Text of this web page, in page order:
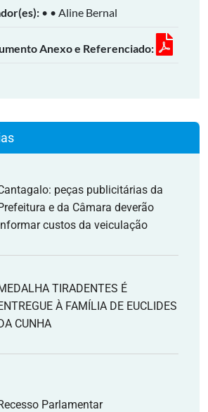
• • Aline Bernal
Anexo e Referenciado:
peças publicitárias da
e da Câmara deverão
custos da veiculação
TIRADENTES É
À FAMÍLIA DE EUCLIDES
CUNHA
Parlamentar